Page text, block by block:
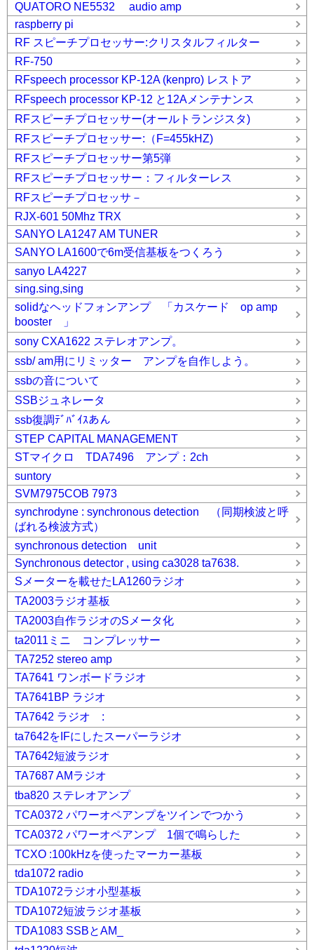
QUATORO NE5532 audio amp
raspberry pi
RF スピーチプロセッサー:クリスタルフィルター
RF-750
RFspeech processor KP-12A (kenpro) レストア
RFspeech processor KP-12 と12Aメンテナンス
RFスピーチプロセッサー(オールトランジスタ)
RFスピーチプロセッサー:（F=455kHZ)
RFスピーチプロセッサー第5弾
RFスピーチプロセッサー：フィルターレス
RFスピーチプロセッサ－
RJX-601 50Mhz TRX
SANYO LA1247 AM TUNER
SANYO LA1600で6m受信基板をつくろう
sanyo LA4227
sing.sing,sing
solidなヘッドフォンアンプ 「カスケード op amp
booster 」
sony CXA1622 ステレオアンプ。
ssb/ am用にリミッター アンプを自作しよう。
ssbの音について
SSBジュネレータ
ssb復調ﾃﾞﾊﾞｲｽあん
STEP CAPITAL MANAGEMENT
STマイクロ TDA7496 アンプ：2ch
suntory
SVM7975COB 7973
synchrodyne : synchronous detection （同期検波と呼
ばれる検波方式）
synchronous detection unit
Synchronous detector , using ca3028 ta7638.
Sメーターを載せたLA1260ラジオ
TA2003ラジオ基板
TA2003自作ラジオのSメータ化
ta2011ミニ コンプレッサー
TA7252 stereo amp
TA7641 ワンボードラジオ
TA7641BP ラジオ
TA7642 ラジオ :
ta7642をIFにしたスーパーラジオ
TA7642短波ラジオ
TA7687 AMラジオ
tba820 ステレオアンプ
TCA0372 パワーオペアンプをツインでつかう
TCA0372 パワーオペアンプ 1個で鳴らした
TCXO :100kHzを使ったマーカー基板
tda1072 radio
TDA1072ラジオ小型基板
TDA1072短波ラジオ基板
TDA1083 SSBとAM_